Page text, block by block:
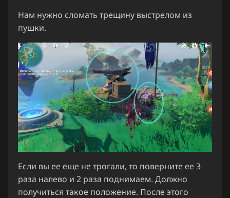
Нам нужно сломать трещину выстрелом из
пушки.
Если вы ее еще не трогали, то поверните ее 3
раза налево и 2 раза поднимаем. Должно
получиться такое положение. После этого